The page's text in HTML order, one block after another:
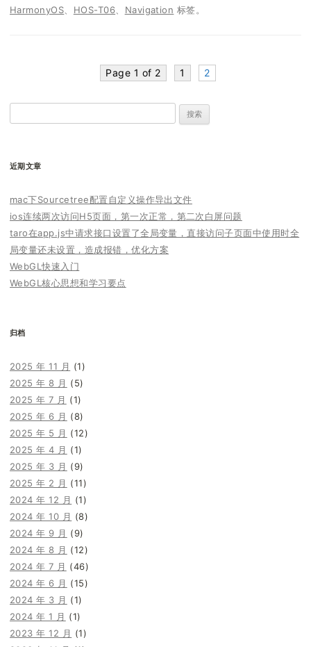
HarmonyOS
HOS-T06 Navigation 标签。
Page 1 of 2 1 2
索：
近期文章
mac下Sourcetree配置自定义操作导出文件
ios连续两次访问H5页面，第一次正常，第二次白屏问题
taro在app.js中请求接口设置了全局变量，直接访问子页面中使用时全
局变量还未设置，造成报错，优化方案
WebGL快速入门
WebGL核心思想和学习要点
归档
2025 年 11 月 (1)
2025 年 8 月 (5)
2025 年 7 月 (1)
2025 年 6 月 (8)
2025 年 5 月 (12)
2025 年 4 月 (1)
2025 年 3 月 (9)
2025 年 2 月 (11)
2024 年 12 月 (1)
2024 年 10 月 (8)
2024 年 9 月 (9)
2024 年 8 月 (12)
2024 年 7 月 (46)
2024 年 6 月 (15)
2024 年 3 月 (1)
2024 年 1 月 (1)
2023 年 12 月 (1)